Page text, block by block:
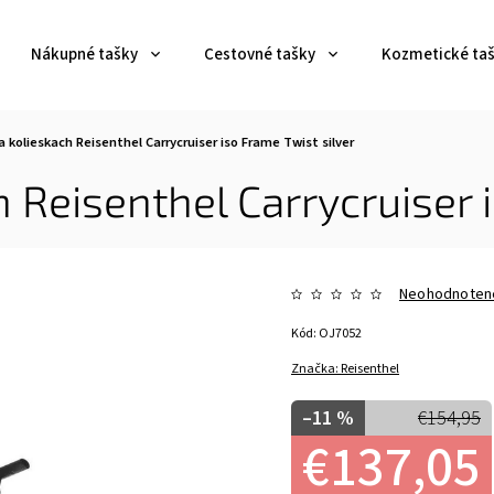
Nákupné tašky Cestovné tašky Kozmetické
kolieskach Reisenthel Carrycruiser iso Frame Twist silver
Reisenthel Carrycruiser
Značka:Reisenthel
€154,95
–11 %
€137,05
Kód: OJ7052